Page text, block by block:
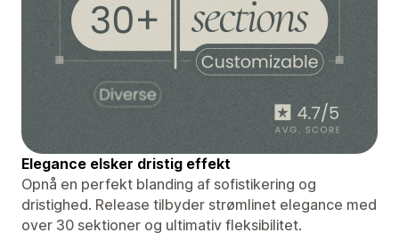
Elegance elsker dristig effekt
Opnå en perfekt blanding af sofistikering og
dristighed. Release tilbyder strømlinet elegance med
over 30 sektioner og ultimativ fleksibilitet.